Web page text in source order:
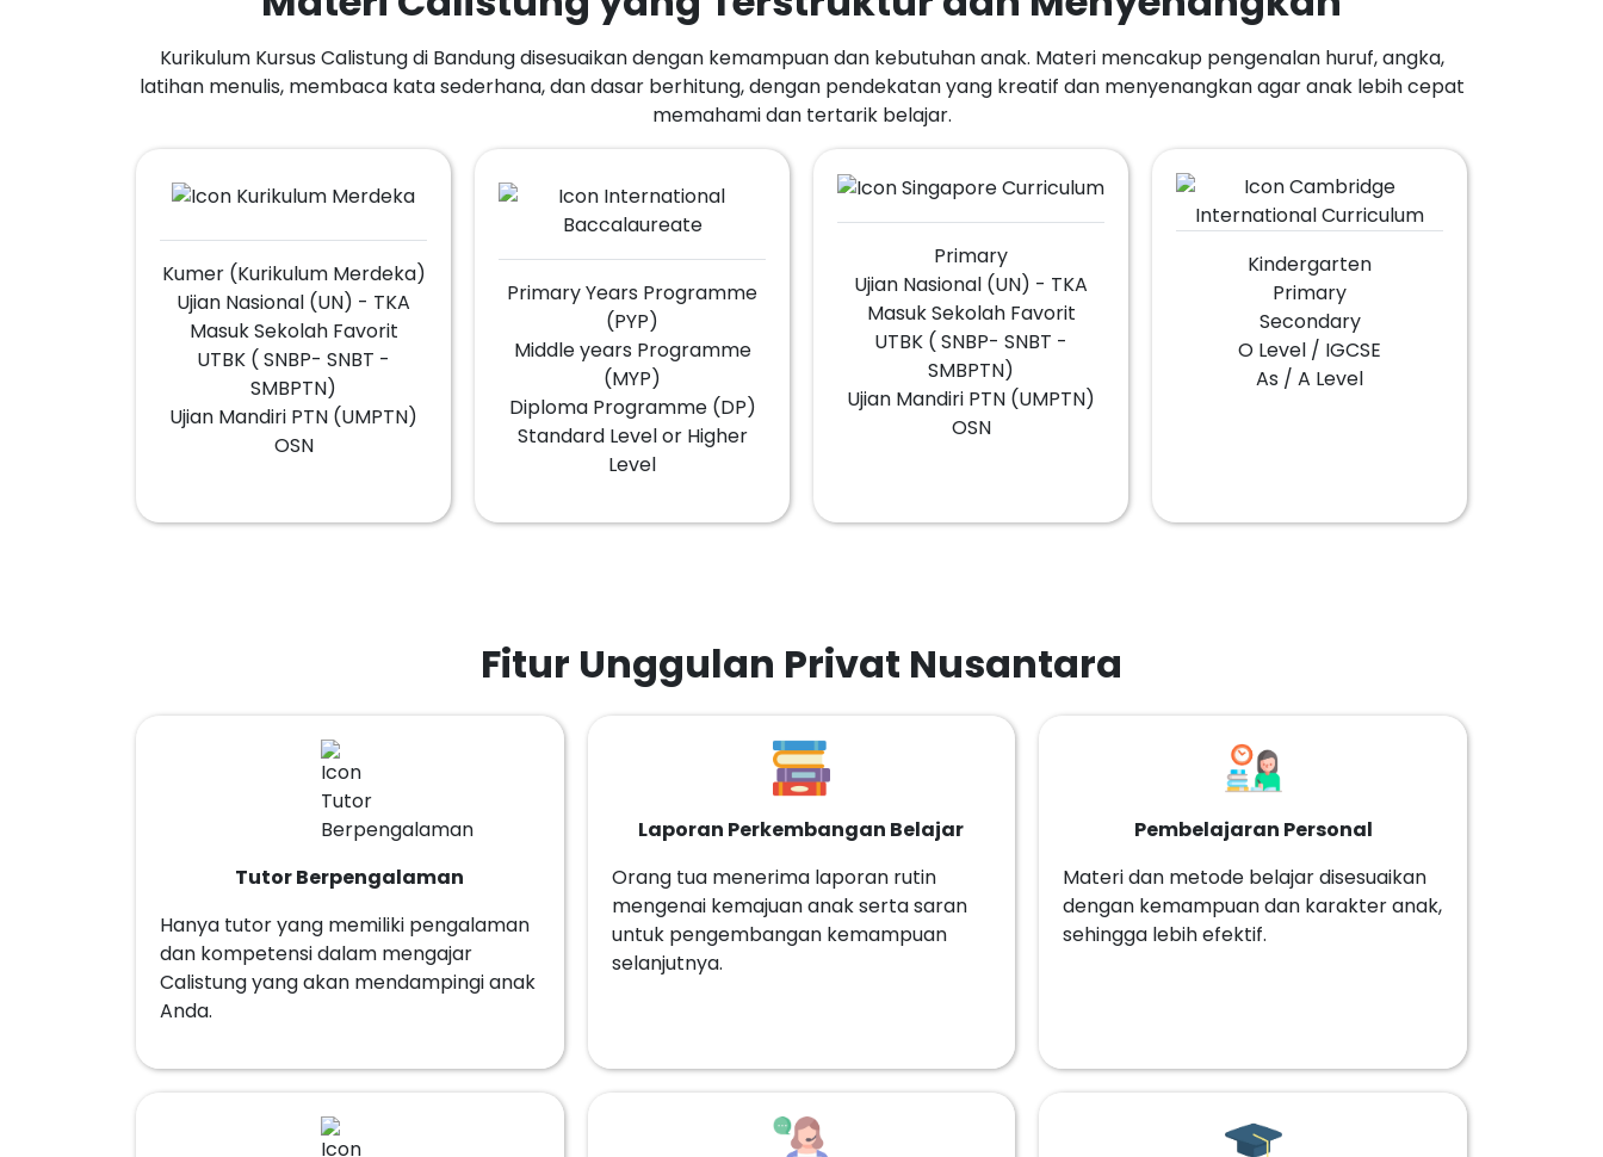
Kurikulum Kursus Calistung di Bandung disesuaikan dengan kemampuan dan kebutuhan anak. Materi mencakup pengenalan huruf, angka,
latihan menulis, membaca kata sederhana, dan dasar berhitung, dengan pendekatan yang kreatif dan menyenangkan agar anak lebih cepat
memahami dan tertarik belajar.
Kumer (Kurikulum Merdeka)
Ujian Nasional (UN) - TKA
Masuk Sekolah Favorit
UTBK ( SNBP- SNBT -
SMBPTN)
Ujian Mandiri PTN (UMPTN)
OSN
Primary Years Programme
(PYP)
Middle years Programme
(MYP)
Diploma Programme (DP)
Standard Level or Higher
Level
Primary
Ujian Nasional (UN) - TKA
Masuk Sekolah Favorit
UTBK ( SNBP- SNBT -
SMBPTN)
Ujian Mandiri PTN (UMPTN)
OSN
Kindergarten
Primary
Secondary
O Level / IGCSE
As / A Level
Fitur Unggulan Privat Nusantara
Tutor Berpengalaman
Hanya tutor yang memiliki pengalaman
dan kompetensi dalam mengajar
Calistung yang akan mendampingi anak
Anda.
Laporan Perkembangan Belajar
Orang tua menerima laporan rutin
mengenai kemajuan anak serta saran
untuk pengembangan kemampuan
selanjutnya.
Pembelajaran Personal
Materi dan metode belajar disesuaikan
dengan kemampuan dan karakter anak,
sehingga lebih efektif.